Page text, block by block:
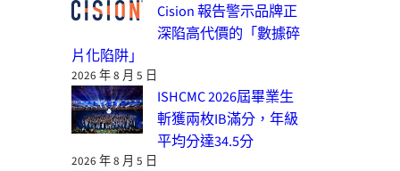
Cision 報告警示品牌正
深陷高代價的「數據碎
片化陷阱」
2026 年 8 月 5 日
ISHCMC 2026屆畢業生
斬獲兩枚IB滿分，年級
平均分達34.5分
2026 年 8 月 5 日